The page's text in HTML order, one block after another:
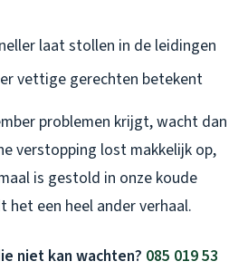
laat stollen in de leidingen
vettige gerechten betekent
problemen krijgt, wacht dan
verstopping lost makkelijk op,
is gestold in onze koude
het een heel ander verhaal.
niet kan wachten? 085 019 53